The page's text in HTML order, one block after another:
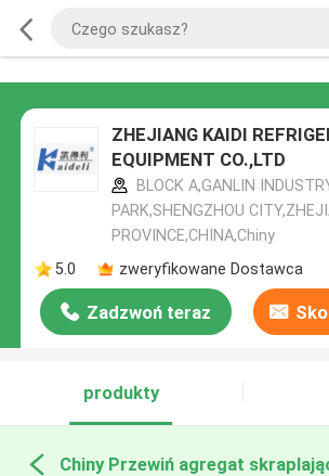
ZHEJIANG KAIDI
EQUIPMENT CO.,LTD
BLOCK A,GANLIN
PARK,SHENGZHOU
PROVINCE,CHINA,Chiny
5.0
zweryfikowane Dostawca
Zadzwoń teraz
produkty
Chiny Przewiń agregat